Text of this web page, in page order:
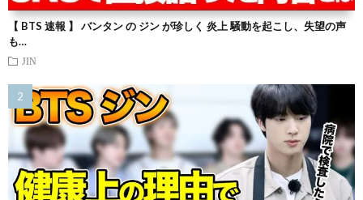
【 BTS 速報 】 バンタン の ジン が珍しく 炎上 騒動を起こし、失望の声
も…
JIN